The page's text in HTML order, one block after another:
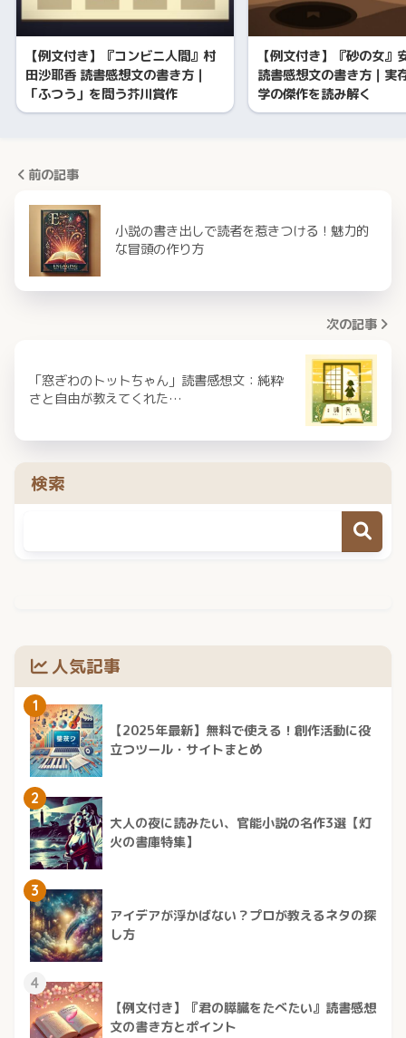
【例文付き】『コンビニ人間』村
田沙耶香 読書感想文の書き方｜
「ふつう」を問う芥川賞作
【例文付き】『砂の女』
読書感想文の書き方｜実
学の傑作を読み解く
前の記事
小説の書き出しで読者を惹きつける！魅力的
な冒頭の作り方
次の記事
「窓ぎわのトットちゃん」読書感想文：純粋
さと自由が教えてくれた…
検索
人気記事
1
【2025年最新】無料で使える！創作活動に役
立つツール・サイトまとめ
2
大人の夜に読みたい、官能小説の名作3選【灯
火の書庫特集】
3
アイデアが浮かばない？プロが教えるネタの探
し方
4
【例文付き】『君の膵臓をたべたい』読書感想
文の書き方とポイント